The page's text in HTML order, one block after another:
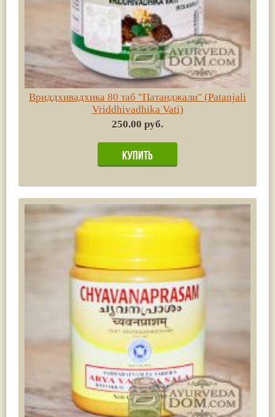
Вриддхивадхика 80 таб "Патанджали" (Patanjali
Vriddhivadhika Vati)
250.00 руб.